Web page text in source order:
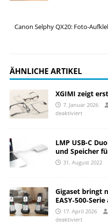
Canon Selphy QX20: Foto-
ÄHNLICHE ARTIKEL
XGIMI zeigt
7. Januar 2026
deaktiviert
LMP USB-C
und Speicher
31. August 2022
Gigaset bringt
17. April 2026
deaktiviert